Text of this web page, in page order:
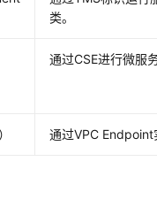
类。
通过CSE进行微服
通过VPC Endpoint